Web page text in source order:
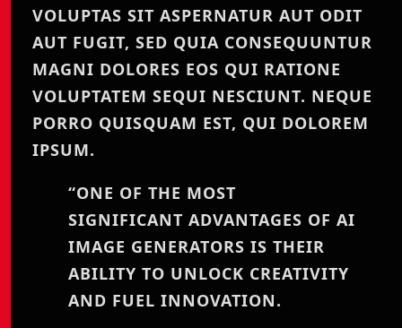
VOLUPTAS SIT ASPERNATUR AUT ODIT
AUT FUGIT, SED QUIA CONSEQUUNTUR
MAGNI DOLORES EOS QUI RATIONE
VOLUPTATEM SEQUI NESCIUNT. NEQUE
PORRO QUISQUAM EST, QUI DOLOREM
IPSUM.
“ONE OF THE MOST
SIGNIFICANT ADVANTAGES OF AI
IMAGE GENERATORS IS THEIR
ABILITY TO UNLOCK CREATIVITY
AND FUEL INNOVATION.